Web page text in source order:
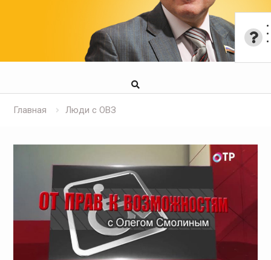
Главная Люди с ОВЗ